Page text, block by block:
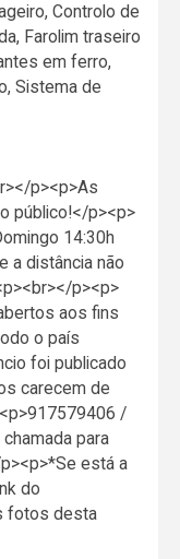
Controlo de
Farolim traseiro
em ferro,
Sistema de
p><p>As
público!</p><p>
14:30h
a distância não
p><p>
aos fins
o país
foi publicado
carecem de
/
para
está a
do
fotos desta